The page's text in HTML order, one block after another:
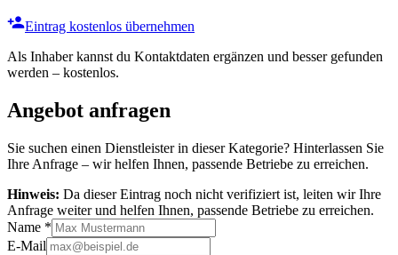
Eintrag kostenlos übernehmen
Als Inhaber kannst du Kontaktdaten ergänzen und besser gefunden
werden – kostenlos.
Angebot anfragen
Sie suchen einen Dienstleister in dieser Kategorie? Hinterlassen Sie
Ihre Anfrage – wir helfen Ihnen, passende Betriebe zu erreichen.
Hinweis: Da dieser Eintrag noch nicht verifiziert ist, leiten wir Ihre
Anfrage weiter und helfen Ihnen, passende Betriebe zu erreichen.
Name *
E-Mail